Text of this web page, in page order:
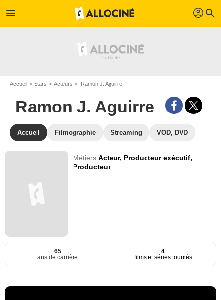
menu profil search
Accueil Stars Acteurs Ramon J. Aguirre
Ramon J. Aguirre
Accueil Filmographie Streaming VOD, DVD
MétiersActeur, Producteur exécutif,
Producteur
65
ans de carrière
4
films et séries tournés